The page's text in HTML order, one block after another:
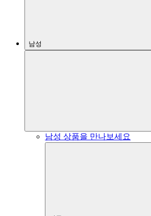
남성
남성 상품을 만나보세요